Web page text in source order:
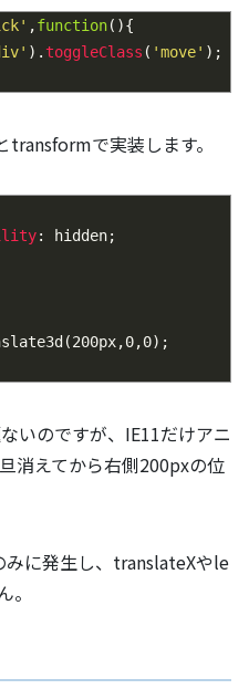
,function( ){
) . toggleClass ( 'move' ) ;
で実装します。
: hidden;
(200px,0,0) ;
いのですが、IE11だけアニ
消えてから右側200pxの位
に発生し、translateXやle